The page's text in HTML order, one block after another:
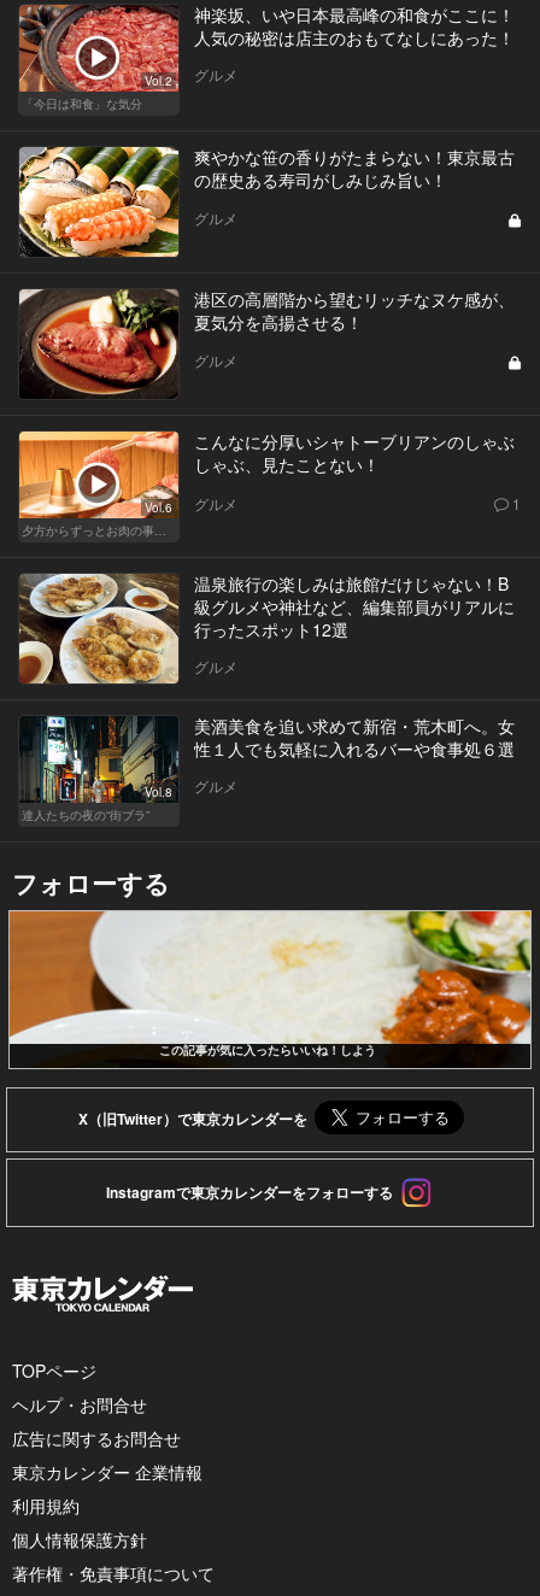
Vol.2
「今日は和食」な気分
神楽坂、いや日本最高峰の和食がここに！
人気の秘密は店主のおもてなしにあった！
グルメ
爽やかな笹の香りがたまらない！東京最古
の歴史ある寿司がしみじみ旨い！
グルメ
港区の高層階から望むリッチなヌケ感が、
夏気分を高揚させる！
グルメ
Vol.6
こんなに分厚いシャトーブリアンのしゃぶ
しゃぶ、見たことない！
グルメ 1
温泉旅行の楽しみは旅館だけじゃない！B
級グルメや神社など、編集部員がリアルに
行ったスポット12選
グルメ
Vol.8
達人たちの夜の“街ブラ”
美酒美食を追い求めて新宿・荒木町へ。女
性１人でも気軽に入れるバーや食事処６選
グルメ
フォローする
この記事が気に入ったらいいね！しよう
X（旧Twitter）で東京カレンダーを
Instagramで東京カレンダーをフォローする
TOPページ
ヘルプ・お問合せ
広告に関するお問合せ
東京カレンダー 企業情報
利用規約
個人情報保護方針
著作権・免責事項について